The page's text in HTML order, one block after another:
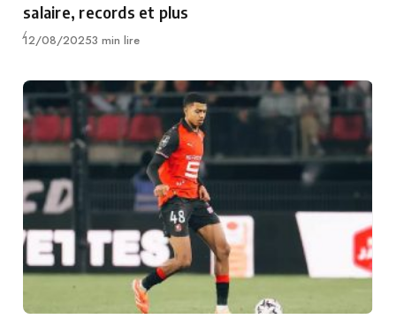
salaire, records et plus
Publié
12/08/20253 min lire